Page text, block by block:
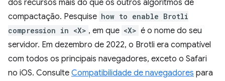
dos recursos mais do que os outros algoritmos de
compactação. Pesquise how to enable Brotli
compression in <X> , em que <X> é o nome do seu
servidor. Em dezembro de 2022, o Brotli era compatível
com todos os principais navegadores, exceto o Safari
no iOS. Consulte Compatibilidade de navegadores para